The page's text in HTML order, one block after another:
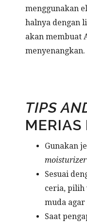
menggunakan
halnya dengan
akan membuat
menyenangkan.
TIPS
MERIAS
Gunakan
moisturizer
Sesuai
ceria, pilih
muda
Saat